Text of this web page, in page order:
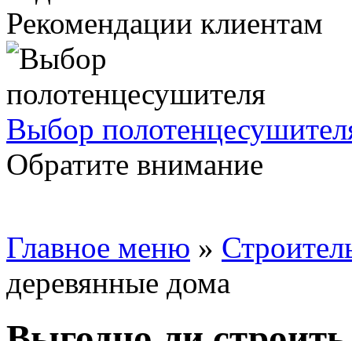
Рекомендации клиентам
Выбор
Обратите внимание
Главное меню »
деревянные дома